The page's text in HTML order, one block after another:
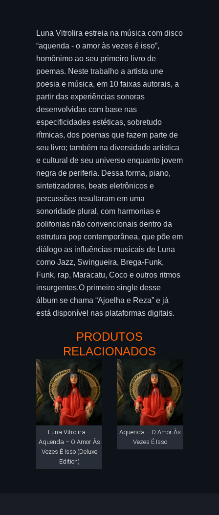
Luna Vitrolira estreia na música com disco
“aquenda - o amor às vezes é isso”,
homônimo ao seu primeiro livro de
poemas. Neste trabalho a artista une
poesia e música, em 10 faixas autorais, a
partir das experiências sonoras
desenvolvidas com base nas
especificidades estéticas, sobretudo
rítmicas, dos poemas que fazem parte de
seu livro; também na diversidade artística
e cultural de seu universo enquanto jovem
negra de periferia. Dessa forma, piano,
sintetizadores, beats eletrônicos e
percussões resultaram em uma
sonoridade plural, com harmonias e
polifonias não convencionais dentro da
estrutura pop contemporânea, que põe em
diálogo as influências musicais de Luna
como Jazz, Swingueira, Brega-Funk,
Funk, rap, Maracatu, Coco e outros ritmos
insurgentes.O primeiro single desse
álbum se chama “Ajoelha e Reza” e já
está disponível nas plataformas digitais.
PRODUTOS
RELACIONADOS
Luna Vitrolira –
Aquenda – O Amor Às
Vezes É Isso (Deluxe
Edition)
Aquenda – O Amor Às
Vezes É Isso